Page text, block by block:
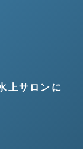
上サロンに